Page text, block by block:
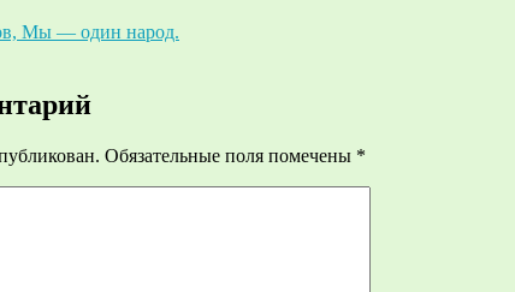
Мы — один народ.
Обязательные поля помечены *